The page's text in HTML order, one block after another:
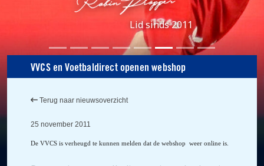
Lid sinds 2011
VVCS en Voetbaldirect openen webshop
Terug naar nieuwsoverzicht
25 november 2011
De VVCS is verheugd te kunnen melden dat de webshop weer online is.